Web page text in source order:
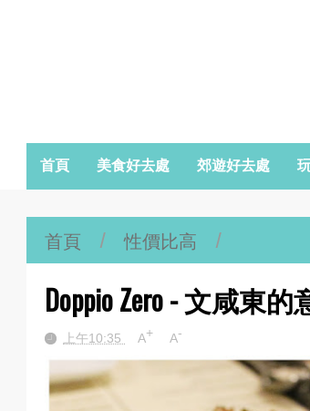
首頁 美食好去處 郊遊好去處
首頁 / 性價比高 /
Doppio Zero - 文咸東
上午10:35 A+ A-